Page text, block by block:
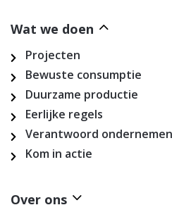
Wat we doen
Projecten
Bewuste consumptie
Duurzame productie
Eerlijke regels
Verantwoord ondernemen
Kom in actie
Over ons